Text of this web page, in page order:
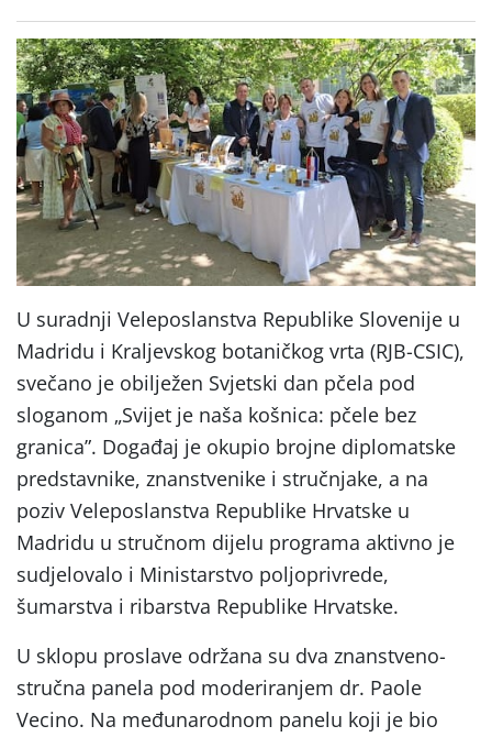
U suradnji Veleposlanstva Republike Slovenije u
Madridu i Kraljevskog botaničkog vrta (RJB-CSIC),
svečano je obilježen Svjetski dan pčela pod
sloganom „Svijet je naša košnica: pčele bez
granica”. Događaj je okupio brojne diplomatske
predstavnike, znanstvenike i stručnjake, a na
poziv Veleposlanstva Republike Hrvatske u
Madridu u stručnom dijelu programa aktivno je
sudjelovalo i Ministarstvo poljoprivrede,
šumarstva i ribarstva Republike Hrvatske.
U sklopu proslave održana su dva znanstveno-
stručna panela pod moderiranjem dr. Paole
Vecino. Na međunarodnom panelu koji je bio